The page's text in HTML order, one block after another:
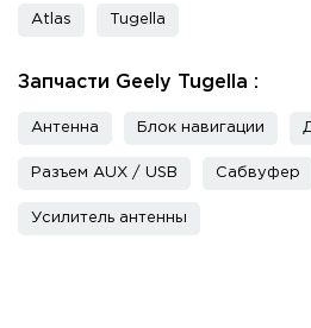
Atlas Tugella
Запчасти Geely Tugella :
Антенна Блок навигации
Разъем AUX / USB Сабвуфер
Усилитель антенны